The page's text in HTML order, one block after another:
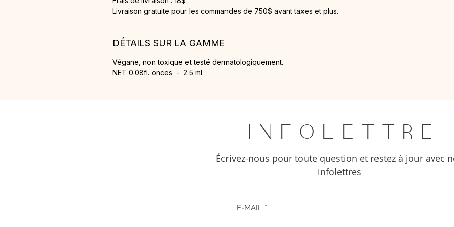
Livraison gratuite pour les commandes de 750$ avant taxes et plus.
DÉTAILS SUR LA GAMME
Végane, non toxique et testé dermatologiquement.
NET 0.08fl. onces - 2.5 ml
I N F O L E T T R E
Écrivez-nous pour toute question et restez à jour avec
infolettres
E-MAIL